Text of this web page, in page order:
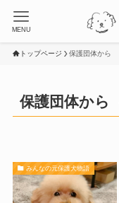
MENU
トップページ 保護団体から
保護団体から
みんなの元保護犬物語